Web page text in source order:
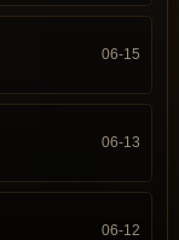
06-15
06-13
06-12